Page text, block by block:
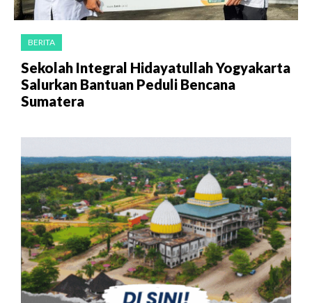
BERITA
Sekolah Integral Hidayatullah Yogyakarta
Salurkan Bantuan Peduli Bencana
Sumatera